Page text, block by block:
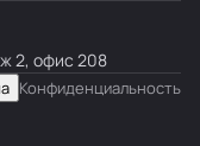
2, офис 208
Конфиденциальность